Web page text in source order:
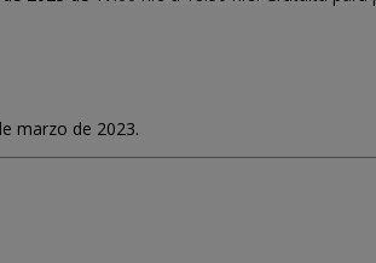
marzo de 2023.